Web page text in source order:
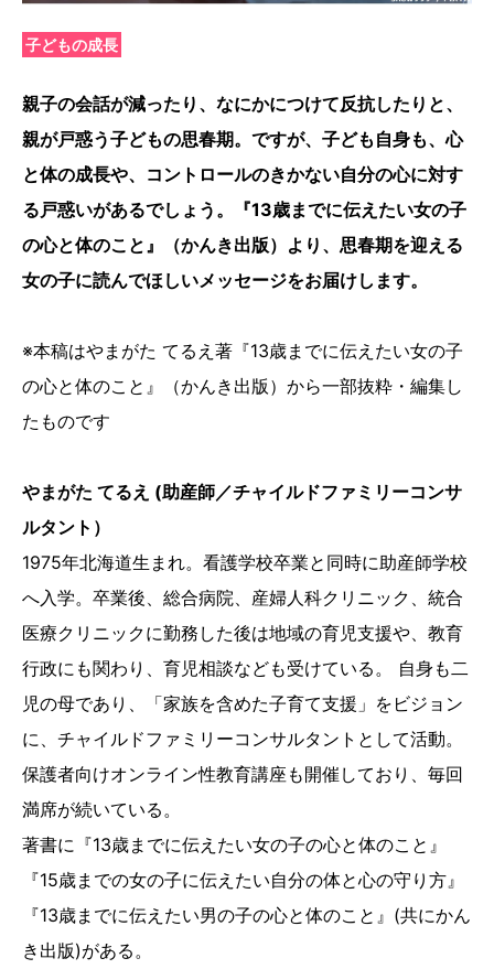
子どもの成長
親子の会話が減ったり、なにかにつけて反抗したりと、
親が戸惑う子どもの思春期。ですが、子ども自身も、心
と体の成長や、コントロールのきかない自分の心に対す
る戸惑いがあるでしょう。『13歳までに伝えたい女の子
の心と体のこと』（かんき出版）より、思春期を迎える
女の子に読んでほしいメッセージをお届けします。
※本稿はやまがた てるえ著『13歳までに伝えたい女の子
の心と体のこと』（かんき出版）から一部抜粋・編集し
たものです
やまがた てるえ (助産師／チャイルドファミリーコンサ
ルタント）
1975年北海道生まれ。看護学校卒業と同時に助産師学校
へ入学。卒業後、総合病院、産婦人科クリニック、統合
医療クリニックに勤務した後は地域の育児支援や、教育
行政にも関わり、育児相談なども受けている。 自身も二
児の母であり、「家族を含めた子育て支援」をビジョン
に、チャイルドファミリーコンサルタントとして活動。
保護者向けオンライン性教育講座も開催しており、毎回
満席が続いている。
著書に『13歳までに伝えたい女の子の心と体のこと』
『15歳までの女の子に伝えたい自分の体と心の守り方』
『13歳までに伝えたい男の子の心と体のこと』(共にかん
き出版)がある。